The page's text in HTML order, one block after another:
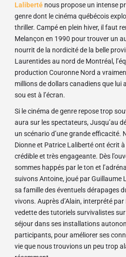
Laliberté nous propose un intense
genre dont le cinéma québécois
thriller. Campé en plein hiver, il faut
Melançon en 1990 pour trouver un
nourrit de la nordicité de la belle
Laurentides au nord de Montréal,
production Couronne Nord a
millions de dollars canadiens que lui
sou est à l’écran.
Si le cinéma de genre repose trop
aura sur les spectateurs, Jusqu’au
un scénario d’une grande efficacité.
Dionne et Patrice Laliberté ont écrit
crédible et très engageante. Dès
sommes happés par le ton et
suivons Antoine, joué par Guillaume
sa famille des éventuels dérapages
vivons. Auprès d’Alain, interprété
vedette des tutoriels survivalistes
séjour dans ses installations
participants, pour améliorer ses
vie que nous trouvions un peu trop